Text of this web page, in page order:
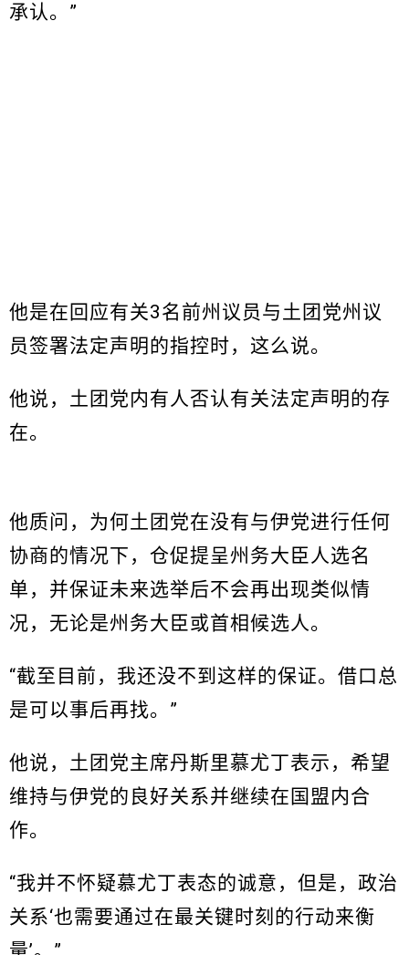
承认。”
他是在回应有关3名前州议员与土团党州议
员签署法定声明的指控时，这么说。
他说，土团党内有人否认有关法定声明的存
在。
他质问，为何土团党在没有与伊党进行任何
协商的情况下，仓促提呈州务大臣人选名
单，并保证未来选举后不会再出现类似情
况，无论是州务大臣或首相候选人。
“截至目前，我还没不到这样的保证。借口总
是可以事后再找。”
他说，土团党主席丹斯里慕尤丁表示，希望
维持与伊党的良好关系并继续在国盟内合
作。
“我并不怀疑慕尤丁表态的诚意，但是，政治
关系‘也需要通过在最关键时刻的行动来衡